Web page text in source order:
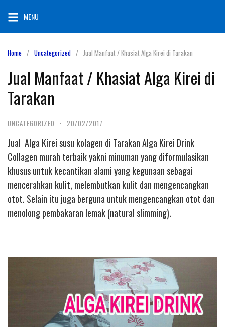
content
MENU
Home Uncategorized Jual Manfaat / Khasiat Alga Kirei di Tarakan
Jual Manfaat / Khasiat Alga Kirei di
Tarakan
UNCATEGORIZED · 20/02/2017
Jual Alga Kirei susu kolagen di Tarakan Alga Kirei Drink
Collagen murah terbaik yakni minuman yang diformulasikan
khusus untuk kecantikan alami yang kegunaan sebagai
mencerahkan kulit, melembutkan kulit dan mengencangkan
otot. Selain itu juga berguna untuk mengencangkan otot dan
menolong pembakaran lemak (natural slimming).